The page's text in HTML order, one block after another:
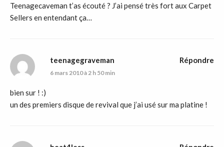
Teenagecaveman t’as écouté ? J’ai pensé très fort aux Carpet
Sellers en entendant ça…
teenagegraveman
6 mars 2010 à 2 h 50 min
bien sur ! :)
un des premiers disque de revival que j’ai usé sur ma platine !
Répondre